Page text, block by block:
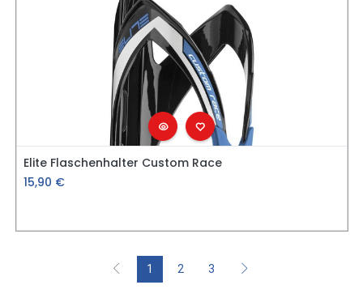
Elite Flaschenhalter Custom Race
15,90 €
1 2 3